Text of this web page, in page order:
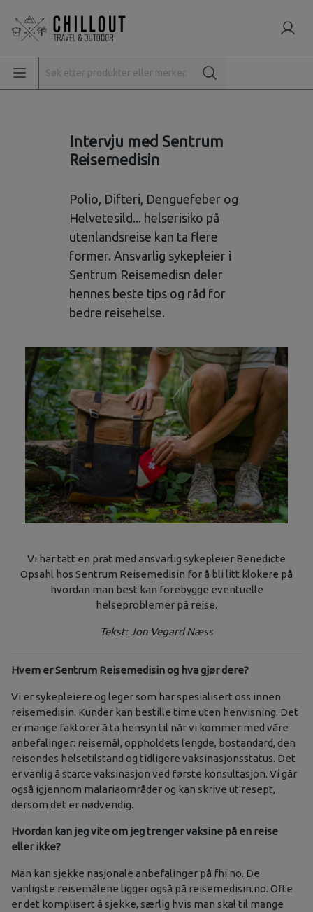
Intervju med Sentrum
Reisemedisin
Polio, Difteri, Denguefeber og
Helvetesild... helserisiko på
utenlandsreise kan ta flere
former. Ansvarlig sykepleier i
Sentrum Reisemedisn deler
hennes beste tips og råd for
bedre reisehelse.
Vi har tatt en prat med ansvarlig sykepleier Benedicte
Opsahl hos Sentrum Reisemedisin for å bli litt klokere på
hvordan man best kan forebygge eventuelle
helseproblemer på reise.
Tekst: Jon Vegard Næss
Hvem er Sentrum Reisemedisin og hva gjør dere?
Vi er sykepleiere og leger som har spesialisert oss innen
reisemedisin. Kunder kan bestille time uten henvisning. Det
er mange faktorer å ta hensyn til når vi kommer med våre
anbefalinger: reisemål, oppholdets lengde, bostandard, den
reisendes helsetilstand og tidligere vaksinasjonsstatus. Det
er vanlig å starte vaksinasjon ved første konsultasjon. Vi går
også igjennom malariaområder og kan skrive ut resept,
dersom det er nødvendig.
Hvordan kan jeg vite om jeg trenger vaksine på en reise
eller ikke?
Man kan sjekke nasjonale anbefalinger på fhi.no. De
vanligste reisemålene ligger også på reisemedisin.no. Ofte
er det komplisert å sjekke, særlig hvis man skal til mange